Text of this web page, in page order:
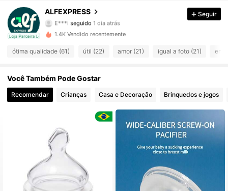
Loja Parceira Local
ALFEXPRESS
E***i seguido 1 dia atrás
4,79 26 Seguidores
4,79 26 Seguidores
26 Seguidores
4,79
26 Seguidores
Seguir
1.4K Vendido recentemente
ótima qualidade (61) útil (22) amor (21) igual a foto (21)
Você Também Pode Gostar
Recomendar Crianças Casa e Decoração Brinquedos e jogos